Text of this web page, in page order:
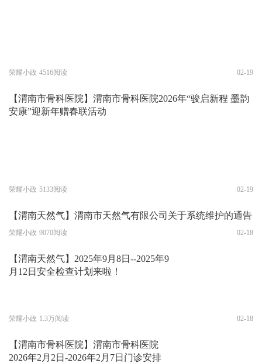
荣耀小政 4516阅读 02-19
【渭南市骨科医院】渭南市骨科医院2026年“骏启新程 墨韵
安康”迎新年赠春联活动
荣耀小政 5133阅读 02-19
【渭南天然气】渭南市天然气有限公司关于系统维护的通告
荣耀小政 9070阅读 02-18
【渭南天然气】2025年9月8日--2025年9
月12日安全检查计划来啦！
荣耀小政 1.3万阅读 02-18
【渭南市骨科医院】渭南市骨科医院
2026年2月2日-2026年2月7日门诊安排